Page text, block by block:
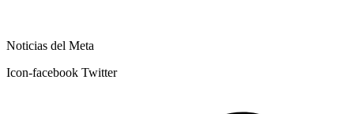
Noticias del Meta
Icon-facebook Twitter